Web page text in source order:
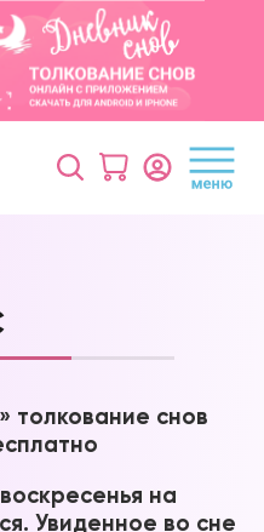
толкование снов
на
Увиденное во сне